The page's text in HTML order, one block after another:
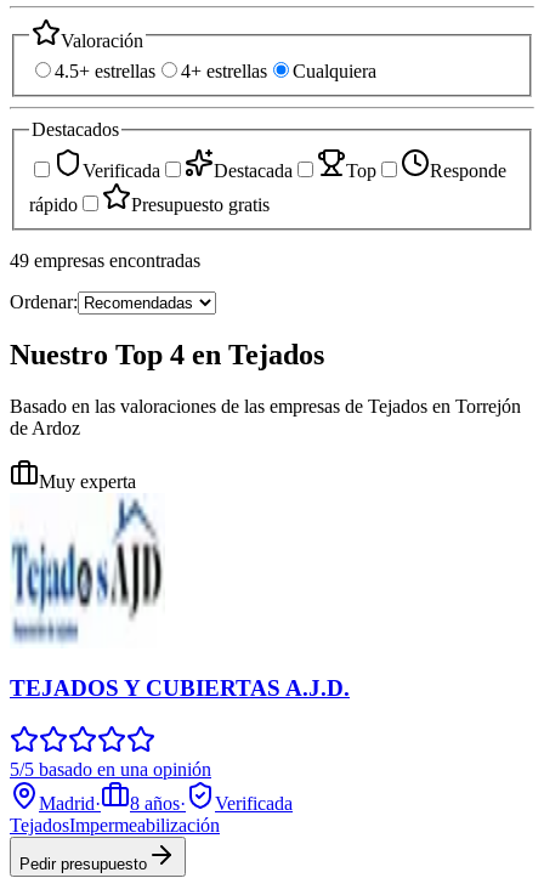
Valoración
4.5+ estrellas
4+ estrellas Cualquiera
Destacados
Verificada
Destacada Top
Responde
rápido
Presupuesto gratis
49 empresas encontradas
Ordenar:
Nuestro Top 4 en Tejados
Basado en las valoraciones de las empresas de Tejados en Torrejón
de Ardoz
Muy experta
TEJADOS Y CUBIERTAS A.J.D.
5/5 basado en una opinión
Madrid· 8 años·
Verificada
TejadosImpermeabilización
Pedir presupuesto